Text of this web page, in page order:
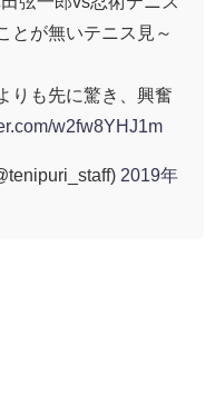
が無いテニス見～
りも先に驚き、興奮
w2fw8YHJ1m
2019年